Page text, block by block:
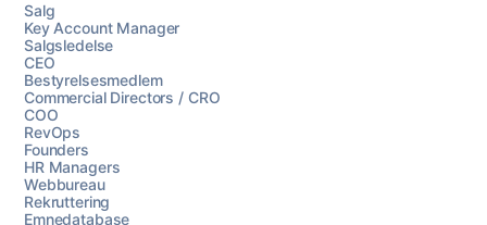
Salg
Key Account Manager
Salgsledelse
CEO
Bestyrelsesmedlem
Commercial Directors / CRO
COO
RevOps
Founders
HR Managers
Webbureau
Rekruttering
Emnedatabase